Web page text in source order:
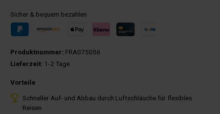
Sicher & bequem bezahlen
Produktnummer: FRA075056
Lieferzeit: 1-2 Tage
Vorteile
Schneller Auf- und Abbau durch Luftschläuche für flexibles
Reisen